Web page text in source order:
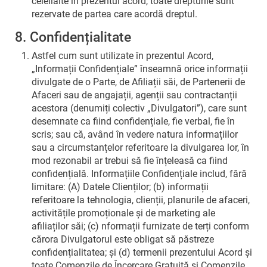
rezervate de partea care acordă dreptul.
8. Confidențialitate
Astfel cum sunt utilizate în prezentul Acord,
„Informații Confidențiale” înseamnă orice informații
divulgate de o Parte, de Afiliații săi, de Partenerii de
Afaceri sau de angajații, agenții sau contractanții
acestora (denumiți colectiv „Divulgatori”), care sunt
desemnate ca fiind confidențiale, fie verbal, fie în
scris; sau că, având în vedere natura informațiilor
sau a circumstanțelor referitoare la divulgarea lor, în
mod rezonabil ar trebui să fie înțeleasă ca fiind
confidențială. Informațiile Confidențiale includ, fără
limitare: (A) Datele Clienților; (b) informații
referitoare la tehnologia, clienții, planurile de afaceri,
activitățile promoționale și de marketing ale
afiliaților săi; (c) nformații furnizate de terți conform
cărora Divulgatorul este obligat să păstreze
confidențialitatea; și (d) termenii prezentului Acord și